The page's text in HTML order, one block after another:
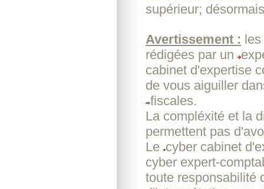
supérieur;
Avertissement :
rédigées par un
cabinet d'expertise
de vous aiguiller
fiscales.
La compléxité et la
permettent pas
Le cyber cabinet
cyber expert-
toute responsabilité